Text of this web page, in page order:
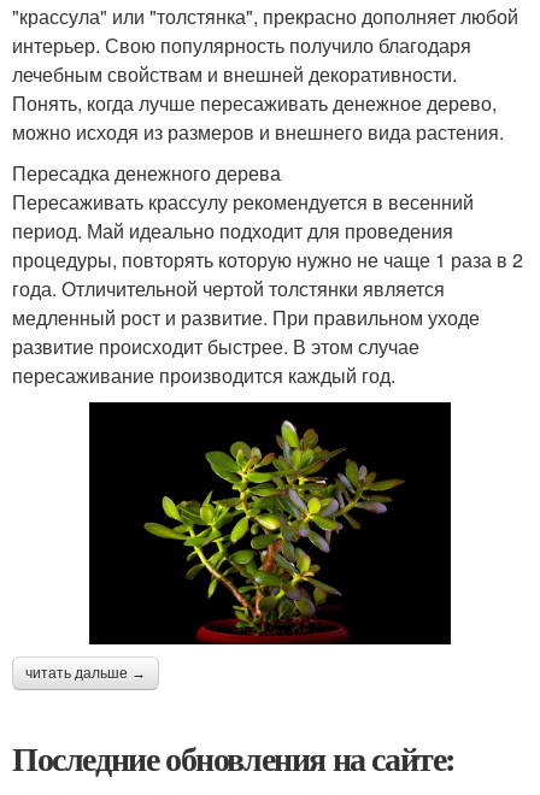
"крассула" или "толстянка", прекрасно дополняет любой
интерьер. Свою популярность получило благодаря
лечебным свойствам и внешней декоративности.
Понять, когда лучше пересаживать денежное дерево,
можно исходя из размеров и внешнего вида растения.
Пересадка денежного дерева
Пересаживать крассулу рекомендуется в весенний
период. Май идеально подходит для проведения
процедуры, повторять которую нужно не чаще 1 раза в 2
года. Отличительной чертой толстянки является
медленный рост и развитие. При правильном уходе
развитие происходит быстрее. В этом случае
пересаживание производится каждый год.
читать дальше →
Последние обновления на сайте: